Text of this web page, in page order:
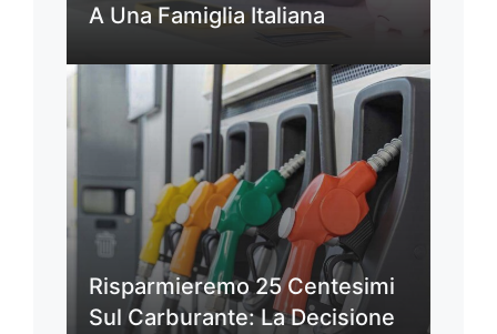
A Una Famiglia Italiana
Risparmieremo 25 Centesimi
Sul Carburante: La Decisione